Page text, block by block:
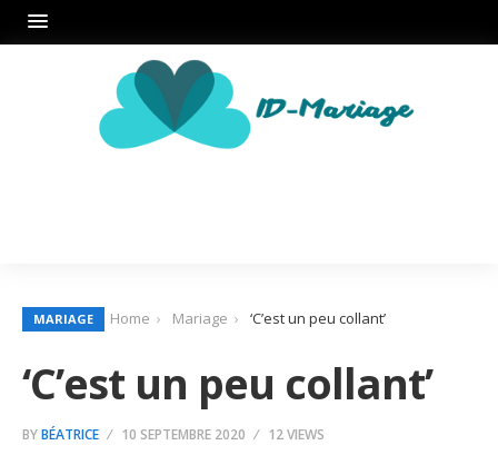
MARIAGE Home Mariage ‘C’est un peu collant’
‘C’est un peu collant’
BYBÉATRICE 10 SEPTEMBRE 2020 12 VIEWS